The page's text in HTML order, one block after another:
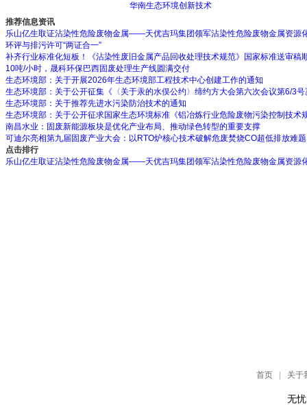
华南生态环境创新技术
推荐信息资讯
乐山亿生取证沾染性危险废物金属——天优吉玛集团领军沾染性危险废物金属资源
环评与排污许可“两证合一”
补齐行业标准化短板！《沾染性废旧金属产品回收处理技术规范》国家标准送审稿
10吨/小时，晟科环保巴西固废处理生产线圆满交付
生态环境部：关于开展2026年生态环境部工程技术中心创建工作的通知
生态环境部：关于公开征集《〈关于汞的水俣公约〉缔约方大会第六次会议第6/3
生态环境部：关于推荐先进水污染防治技术的通知
生态环境部：关于公开征求国家生态环境标准《铝冶炼行业危险废物污染控制技术
南昌水业：固废新能源板块是优化产业布局、推动绿色转型的重要支撑
可迪尔亮相第九届固废产业大会：以RTO炉核心技术破解危废焚烧CO超低排放难题
点击排行
乐山亿生取证沾染性危险废物金属——天优吉玛集团领军沾染性危险废物金属资源
首页 关于
无